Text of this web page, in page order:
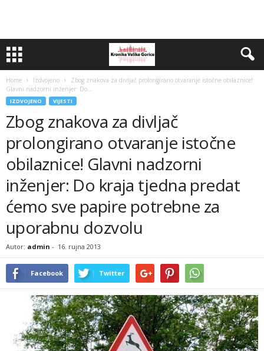
Home Izdvojeno
Zbog znakova za divljač prolongirano otvaranje istočne obilaznice!
Glavni nadzorni inženjer: Do...
IZDVOJENO VIJESTI
Zbog znakova za divljač
prolongirano otvaranje istočne
obilaznice! Glavni nadzorni
inženjer: Do kraja tjedna predat
ćemo sve papire potrebne za
uporabnu dozvolu
Autor: admin - 16. rujna 2013
Facebook Twitter